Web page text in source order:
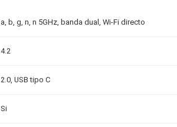
a, b, g, n, n 5GHz, banda dual, Wi-Fi directo
4.2
2.0, USB tipo C
Si